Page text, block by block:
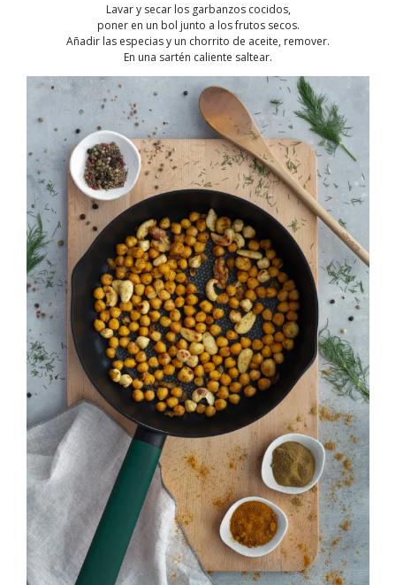
Lavar y secar los garbanzos cocidos,
poner en un bol junto a los frutos secos.
Añadir las especias y un chorrito de aceite, remover.
En una sartén caliente saltear.